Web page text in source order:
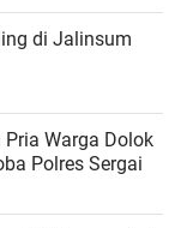
di Jalinsum
Warga Dolok
Polres Sergai